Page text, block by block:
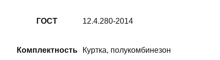
ГОСТ 12.4.280-2014
Комплектность Куртка, полукомбинезон